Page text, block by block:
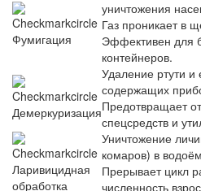
Фумигация
уничтожения
Газ проникает в
Эффективен для
контейнеров.
Демеркуризация
Удаление ртути и
содержащих
Предотвращает
спецсредств и
Ларивицидная
обработка
Уничтожение
комаров) в
Прерывает цикл
численность